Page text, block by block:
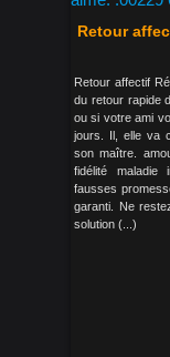
Retour
Retour affectif
du retour rapide
ou si votre ami
jours. Il, elle va
son maître.
fidélité maladie
fausses
garanti. Ne
solution (...)